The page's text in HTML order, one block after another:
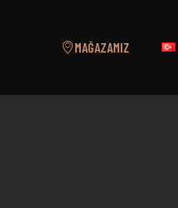
MAĞAZAMIZ